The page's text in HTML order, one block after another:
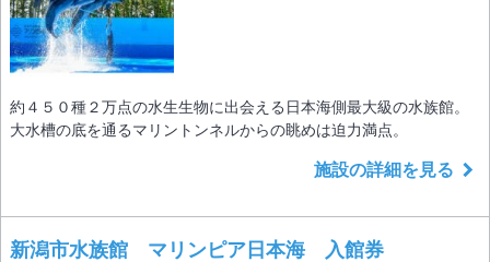
約４５０種２万点の水生生物に出会える日本海側最大級の水族館。
大水槽の底を通るマリントンネルからの眺めは迫力満点。
施設の詳細を見る
新潟市水族館 マリンピア日本海 入館券